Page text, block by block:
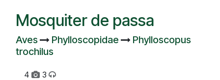
Mosquiter de passa
Aves Phylloscopidae
Phylloscopus
trochilus
4 3